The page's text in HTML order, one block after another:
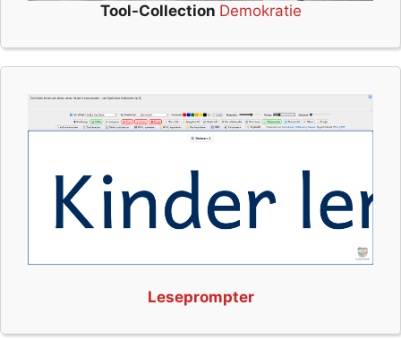
Tool-Collection Demokratie
Leseprompter